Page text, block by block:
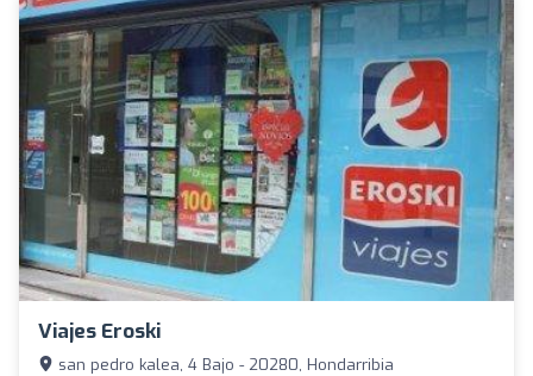
Viajes Eroski
san pedro kalea, 4 Bajo - 20280, Hondarribia